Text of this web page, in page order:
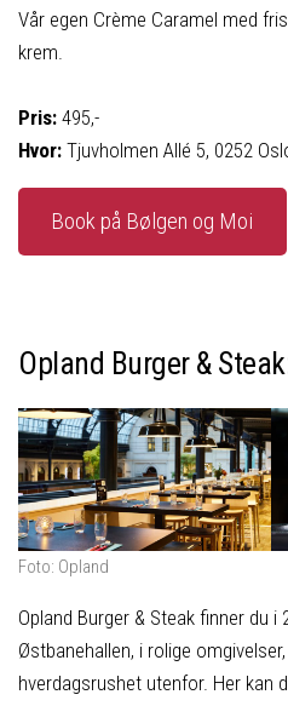
Vår egen Crème Caramel med
krem.
Pris: 495,-
Hvor: Tjuvholmen Allé 5, 0252
Book på Bølgen og Moi
Opland Burger &
Foto: Opland
Opland Burger & Steak finner du
Østbanehallen, i rolige
hverdagsrushet utenfor. Her kan